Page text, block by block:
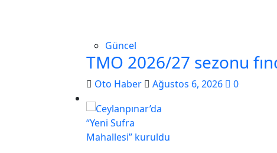
Güncel
TMO 2026/27 sezonu
Oto Haber Ağustos 6, 2026 0